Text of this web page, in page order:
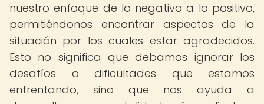
nuestro enfoque de lo negativo a lo positivo,
permitiéndonos encontrar aspectos de la
situación por los cuales estar agradecidos.
Esto no significa que debamos ignorar los
desafíos o dificultades que estamos
enfrentando, sino que nos ayuda a